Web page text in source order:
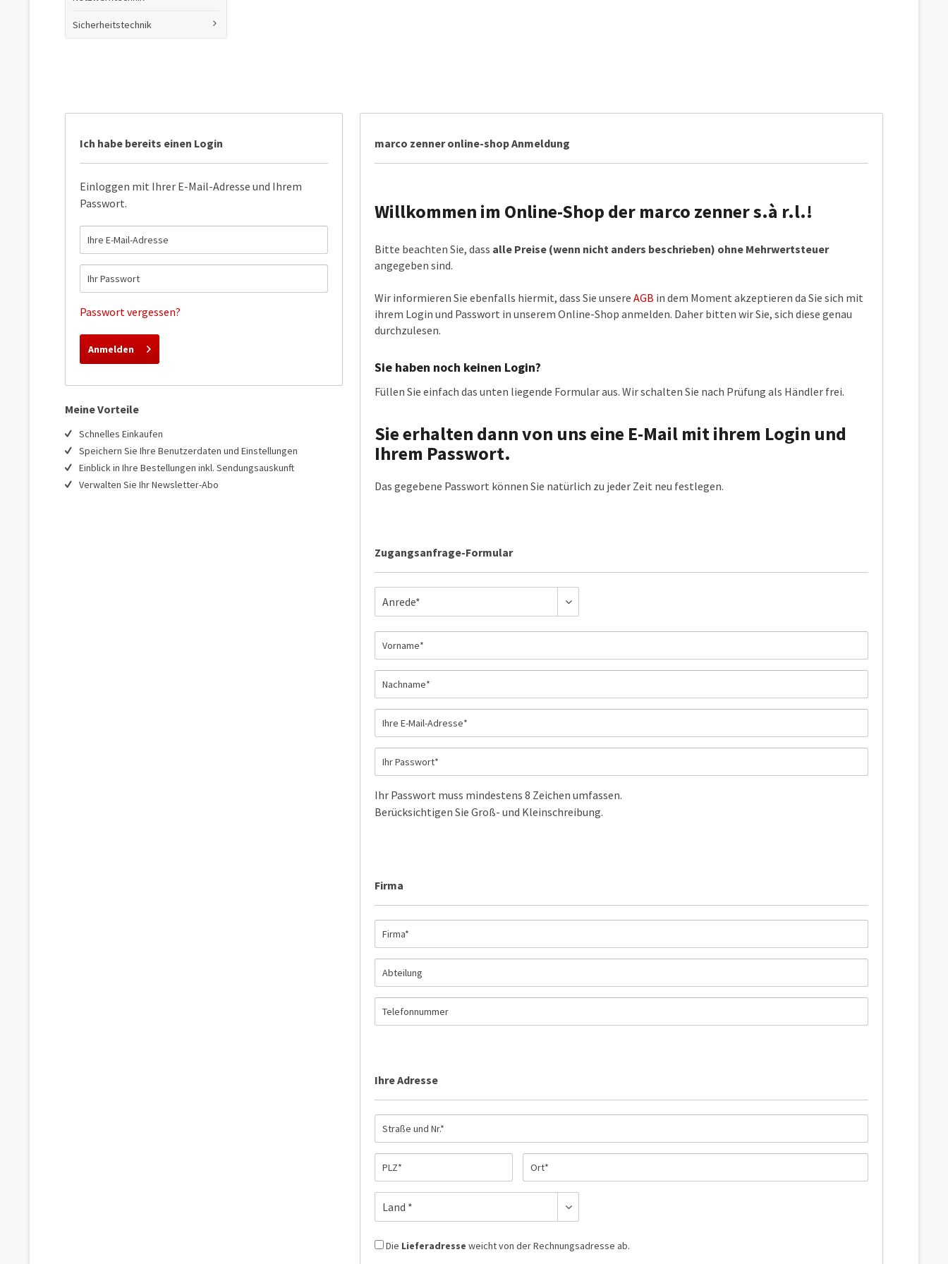
Sicherheitstechnik
marco zenner online-shop Anmeldung
Willkommen im Online-Shop der marco zenner s.à r.l.!
Bitte beachten Sie, dass alle Preise (wenn nicht anders beschrieben) ohne Mehrwertsteuer
angegeben sind.
Wir informieren Sie ebenfalls hiermit, dass Sie unsere AGB in dem Moment akzeptieren da Sie sich mit
ihrem Login und Passwort in unserem Online-Shop anmelden. Daher bitten wir Sie, sich diese genau
durchzulesen.
Sie haben noch keinen Login?
Füllen Sie einfach das unten liegende Formular aus. Wir schalten Sie nach Prüfung als Händler frei.
Sie erhalten dann von uns eine E-Mail mit ihrem Login und
Ihrem Passwort.
Das gegebene Passwort können Sie natürlich zu jeder Zeit neu festlegen.
Zugangsanfrage-Formular
Ihr Passwort muss mindestens 8 Zeichen umfassen.
Berücksichtigen Sie Groß- und Kleinschreibung.
Firma
Ihre Adresse
Die Lieferadresse weicht von der Rechnungsadresse ab.
Ich habe bereits einen Login
Einloggen mit Ihrer E-Mail-Adresse und Ihrem
Passwort.
Passwort vergessen?
Anmelden
Meine Vorteile
Schnelles Einkaufen
Speichern Sie Ihre Benutzerdaten und Einstellungen
Einblick in Ihre Bestellungen inkl. Sendungsauskunft
Verwalten Sie Ihr Newsletter-Abo